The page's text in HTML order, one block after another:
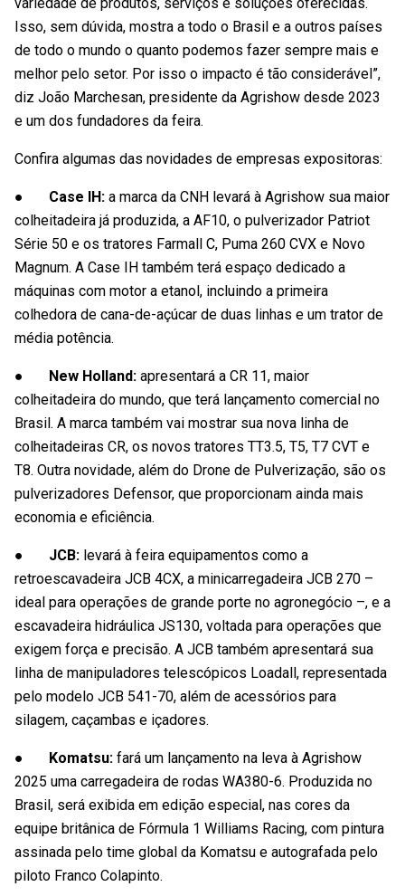
Isso, sem dúvida, mostra a todo o Brasil e a outros países
de todo o mundo o quanto podemos fazer sempre mais e
melhor pelo setor. Por isso o impacto é tão considerável”,
diz João Marchesan, presidente da Agrishow desde 2023
e um dos fundadores da feira.
Confira algumas das novidades de empresas expositoras:
● Case IH: a marca da CNH levará à Agrishow sua maior
colheitadeira já produzida, a AF10, o pulverizador Patriot
Série 50 e os tratores Farmall C, Puma 260 CVX e Novo
Magnum. A Case IH também terá espaço dedicado a
máquinas com motor a etanol, incluindo a primeira
colhedora de cana-de-açúcar de duas linhas e um trator de
média potência.
● New Holland: apresentará a CR 11, maior
colheitadeira do mundo, que terá lançamento comercial no
Brasil. A marca também vai mostrar sua nova linha de
colheitadeiras CR, os novos tratores TT3.5, T5, T7 CVT e
T8. Outra novidade, além do Drone de Pulverização, são os
pulverizadores Defensor, que proporcionam ainda mais
economia e eficiência.
● JCB: levará à feira equipamentos como a
retroescavadeira JCB 4CX, a minicarregadeira JCB 270 –
ideal para operações de grande porte no agronegócio –, e a
escavadeira hidráulica JS130, voltada para operações que
exigem força e precisão. A JCB também apresentará sua
linha de manipuladores telescópicos Loadall, representada
pelo modelo JCB 541-70, além de acessórios para
silagem, caçambas e içadores.
● Komatsu: fará um lançamento na leva à Agrishow
2025 uma carregadeira de rodas WA380-6. Produzida no
Brasil, será exibida em edição especial, nas cores da
equipe britânica de Fórmula 1 Williams Racing, com pintura
assinada pelo time global da Komatsu e autografada pelo
piloto Franco Colapinto.